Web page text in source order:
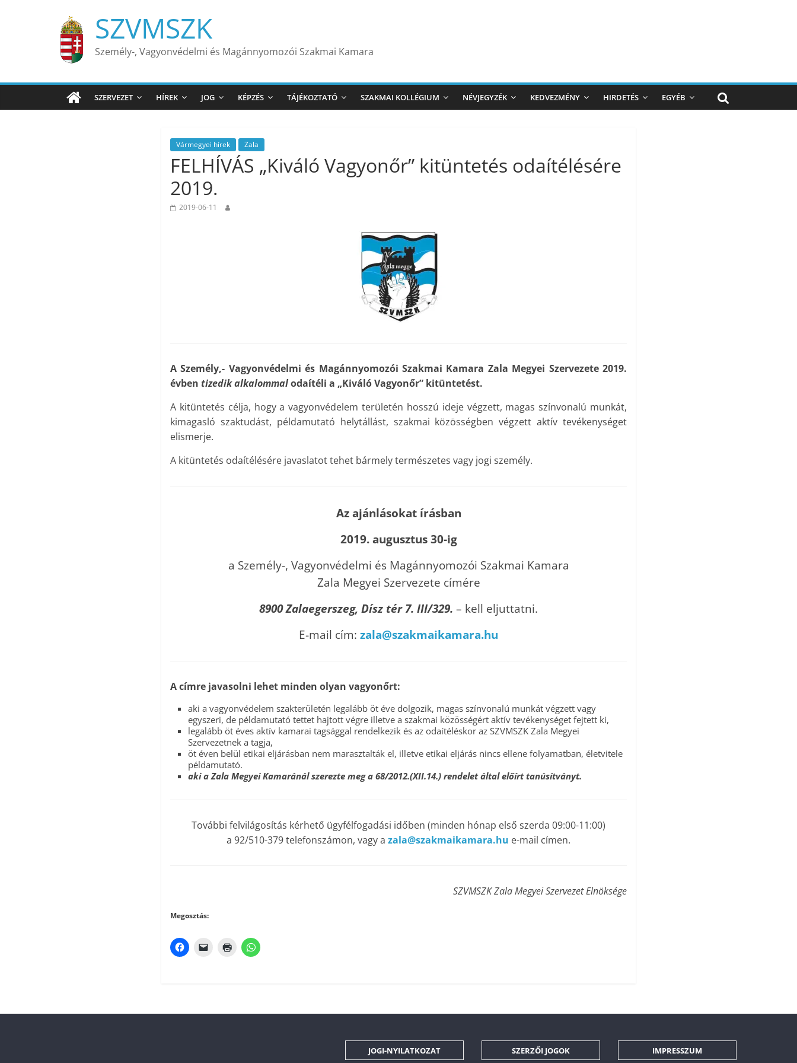
SZVMSZK
Személy-, Vagyonvédelmi és Magánnyomozói Szakmai Kamara
SZERVEZET HÍREK JOG KÉPZÉS TÁJÉKOZTATÓ SZAKMAI KOLLÉGIUM NÉVJEGYZÉK KEDVEZMÉNY HIRDETÉS EGYÉB
Vármegyei hírek Zala
FELHÍVÁS „Kiváló Vagyonőr” kitüntetés odaítélésére
2019.
2019-06-11
A Személy,- Vagyonvédelmi és Magánnyomozói Szakmai Kamara Zala Megyei Szervezete 2019.
évben tizedik alkalommalodaítéli a „Kiváló Vagyonőr” kitüntetést.
A kitüntetés célja, hogy a vagyonvédelem területén hosszú ideje végzett, magas színvonalú munkát,
kimagasló szaktudást, példamutató helytállást, szakmai közösségben végzett aktív tevékenységet
elismerje.
A kitüntetés odaítélésére javaslatot tehet bármely természetes vagy jogi személy.
Az ajánlásokat írásban
2019. augusztus 30-ig
a Személy-, Vagyonvédelmi és Magánnyomozói Szakmai Kamara
Zala Megyei Szervezete címére
8900 Zalaegerszeg, Dísz tér 7. III/329. – kell eljuttatni.
E-mail cím: zala@szakmaikamara.hu
A címre javasolni lehet minden olyan vagyonőrt:
aki a vagyonvédelem szakterületén legalább öt éve dolgozik, magas színvonalú munkát végzett vagy
egyszeri, de példamutató tettet hajtott végre illetve a szakmai közösségért aktív tevékenységet fejtett ki,
legalább öt éves aktív kamarai tagsággal rendelkezik és az odaítéléskor az SZVMSZK Zala Megyei
Szervezetnek a tagja,
öt éven belül etikai eljárásban nem marasztalták el, illetve etikai eljárás nincs ellene folyamatban, életvitele
példamutató.
aki a Zala Megyei Kamaránál szerezte meg a 68/2012.(XII.14.) rendelet által előírt tanúsítványt.
További felvilágosítás kérhető ügyfélfogadási időben (minden hónap első szerda 09:00-11:00)
a 92/510-379 telefonszámon, vagy a zala@szakmaikamara.hu e-mail címen.
SZVMSZK Zala Megyei Szervezet Elnöksége
Megosztás:
JOGI-NYILATKOZAT SZERZŐI JOGOK IMPRESSZUM